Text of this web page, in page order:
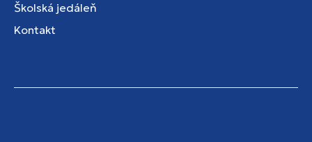
Školská jedáleň
Kontakt